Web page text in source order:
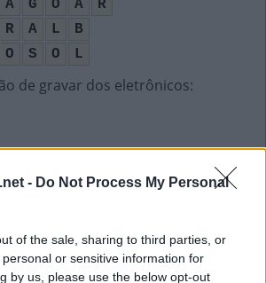
- Do Not Process My Personal
of the sale, sharing to third parties, or
or sensitive information for
by us, please use the below opt-out
A G O A
R
R A L
B
O
S O L
de gravar dos eletrônicos:
que não escuta mais